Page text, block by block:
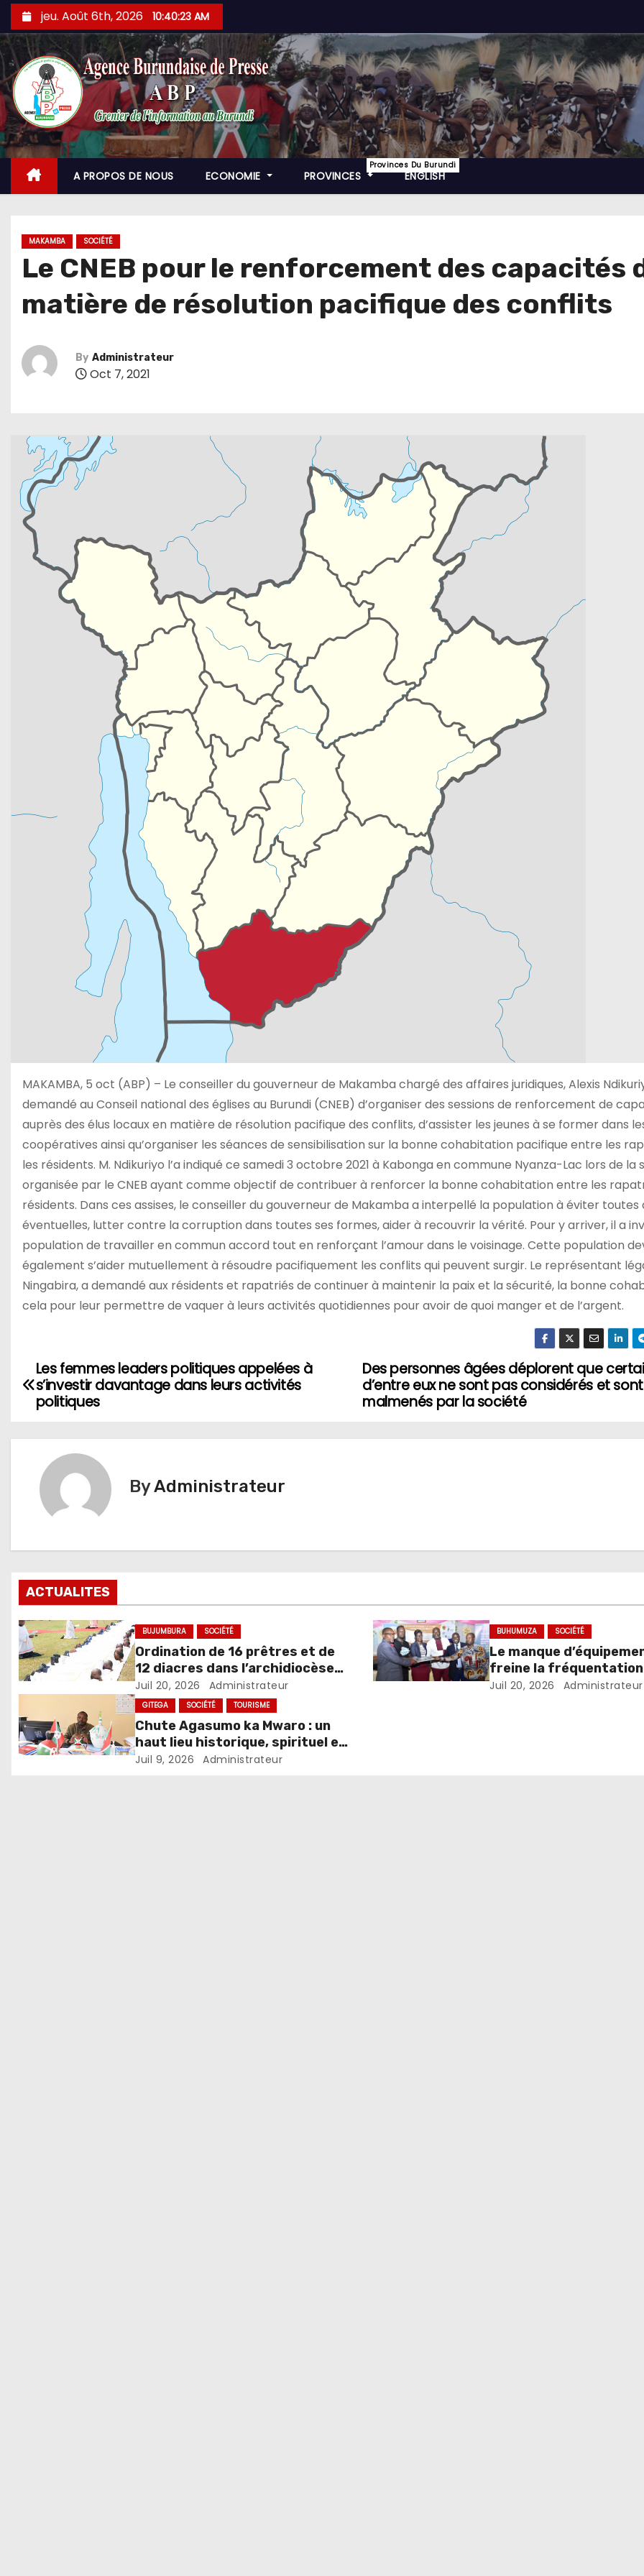
Skip
to
content
jeu. Août 6th, 2026 10:40:24 AM
A PROPOS DE NOUS ECONOMIE PROVINCES
Provinces Du Burundi
ENGLISH
MAKAMBA SOCIÉTÉ
Le CNEB pour le renforcement des capacités
matière de résolution pacifique des conflits
By Administrateur
Oct 7, 2021
MAKAMBA, 5 oct (ABP) – Le conseiller du gouverneur de Makamba chargé des affaires juridiques, Alexis
demandé au Conseil national des églises au Burundi (CNEB) d’organiser des sessions de renforcement de
auprès des élus locaux en matière de résolution pacifique des conflits, d’assister les jeunes à se former dans
coopératives ainsi qu’organiser les séances de sensibilisation sur la bonne cohabitation pacifique entre les
les résidents. M. Ndikuriyo l’a indiqué ce samedi 3 octobre 2021 à Kabonga en commune Nyanza-Lac lors de la
organisée par le CNEB ayant comme objectif de contribuer à renforcer la bonne cohabitation entre les
résidents. Dans ces assises, le conseiller du gouverneur de Makamba a interpellé la population à éviter toutes
éventuelles, lutter contre la corruption dans toutes ses formes, aider à recouvrir la vérité. Pour y arriver, il a
population de travailler en commun accord tout en renforçant l’amour dans le voisinage. Cette population
également s’aider mutuellement à résoudre pacifiquement les conflits qui peuvent surgir. Le représentant
Ningabira, a demandé aux résidents et rapatriés de continuer à maintenir la paix et la sécurité, la bonne
cela pour leur permettre de vaquer à leurs activités quotidiennes pour avoir de quoi manger et de l’argent.
Navigation
de
l’article
Des personnes âgées déplorent que
d’entre eux ne sont pas considérés et sont
malmenés par la société
Les femmes leaders politiques appelées à
s’investir davantage dans leurs activités
politiques
ByAdministrateur
ACTUALITES
BUJUMBURA SOCIÉTÉ
Ordination de 16 prêtres et de
12 diacres dans l’archidiocèse
de Bujumbura
Juil 20, 2026 Administrateur
BUHUMUZA SOCIÉTÉ
Le manque
freine la fréquentation
centres de métiers en
Juil 20, 2026 Administrateur
GITEGA SOCIÉTÉ TOURISME
Chute Agasumo ka Mwaro : un
haut lieu historique, spirituel et
touristique du Burundi
Juil 9, 2026 Administrateur